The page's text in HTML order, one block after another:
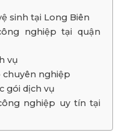
sinh tại Long Biên
nghiệp tại quận
vụ
chuyên nghiệp
gói dịch vụ
nghiệp uy tín tại